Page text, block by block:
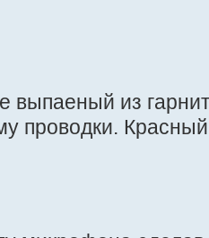
выпаеный из
проводки.